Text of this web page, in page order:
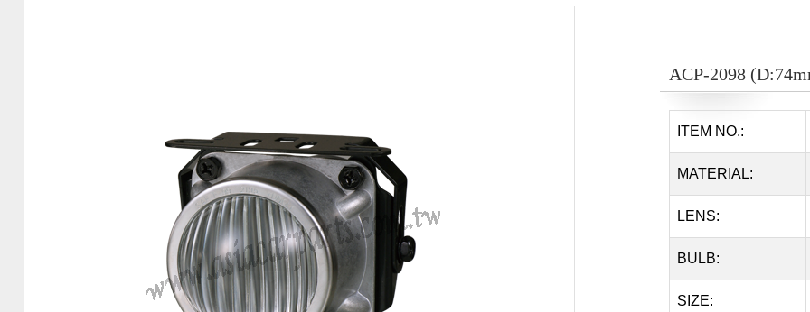
ACP-2098
ITEM NO.:
MATERIAL:
LENS:
BULB:
SIZE: